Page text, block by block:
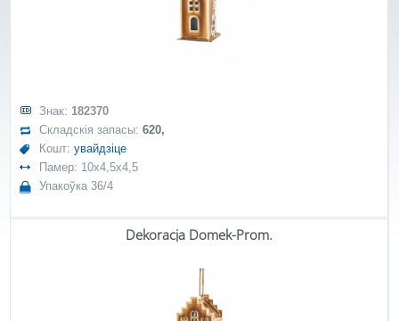
Знак: 182370
Складскія запасы:620,
Кошт:увайдзіце
Памер: 10x4,5x4,5
Упакоўка 36/4
Dekoracja Domek-Prom.